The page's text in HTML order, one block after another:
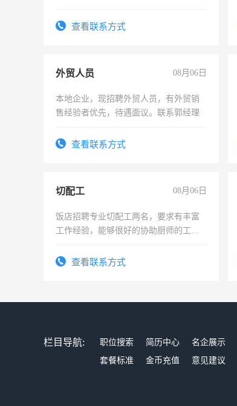
查看联系方式
外贸人员 08月06日
本地企业，现招聘外贸人员，有外贸销
售经验者优先，待遇面议。联系郭经理
查看联系方式
切配工 08月06日
饭店招聘专业切配工两名，要求有丰富
工作经验，能够很好的协助厨师的工
4500。查看联系方式
栏目导航: 职位搜索 简历中心 名企展示
套餐标准
金币充值 意见建议